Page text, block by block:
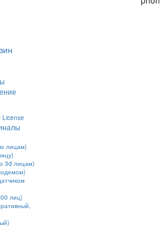
License
лицам)
3d лицам)
лиц)